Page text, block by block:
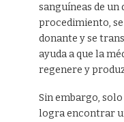
sanguíneas de un
procedimiento,
donante y se
ayuda a que la
regenere y
Sin embargo,
logra encontrar